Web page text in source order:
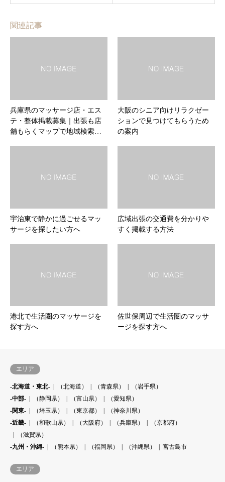
関連記事
兵庫県のマッサージ店・エス
テ・整体掲載募集｜出張も店
舗もらくマップで地域検索…
大阪のシニア向けリラクゼー
ションで見つけてもらうため
の案内
宇治東で静かに過ごせるマッ
サージを探したい方へ
広域出張の交通費を分かりや
すく掲載する方法
港北で生活圏のマッサージを
探す方へ
佐世保周辺で生活圏のマッサ
ージを探す方へ
エリア
-北海道・東北- （北海道） （青森県）
（岩手県）
-中部-
（静岡県） （富山県）
（愛知県）
-関東-
（埼玉県） （東京都）
（神奈川県）
-近畿-
（和歌山県） （大阪府） （兵庫県）
（京都府）
（滋賀県）
-九州・沖縄-
（熊本県） （福岡県） （沖縄県） 宮古島市
エリア